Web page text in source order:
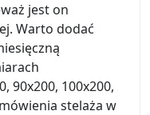
jest on
Warto dodać
90x200, 100x200,
stelaża w